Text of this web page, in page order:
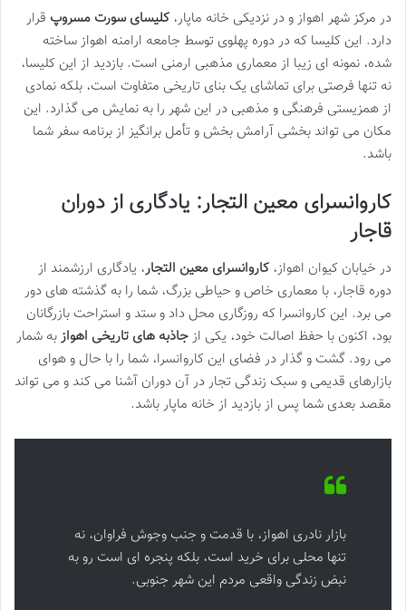
در مرکز شهر اهواز و در نزدیکی خانه ماپار، کلیسای سورت مسروپ قرار
دارد. این کلیسا که در دوره پهلوی توسط جامعه ارامنه اهواز ساخته
شده، نمونه ای زیبا از معماری مذهبی ارمنی است. بازدید از این کلیسا،
نه تنها فرصتی برای تماشای یک بنای تاریخی متفاوت است، بلکه نمادی
از همزیستی فرهنگی و مذهبی در این شهر را به نمایش می گذارد. این
مکان می تواند بخشی آرامش بخش و تأمل برانگیز از برنامه سفر شما
باشد.
کاروانسرای معین التجار: یادگاری از دوران
قاجار
در خیابان کیوان اهواز، کاروانسرای معین التجار، یادگاری ارزشمند از
دوره قاجار، با معماری خاص و حیاطی بزرگ، شما را به گذشته های دور
می برد. این کاروانسرا که روزگاری محل داد و ستد و استراحت بازرگانان
بود، اکنون با حفظ اصالت خود، یکی از جاذبه های تاریخی اهواز به شمار
می رود. گشت و گذار در فضای این کاروانسرا، شما را با حال و هوای
بازارهای قدیمی و سبک زندگی تجار در آن دوران آشنا می کند و می تواند
مقصد بعدی شما پس از بازدید از خانه ماپار باشد.
بازار نادری اهواز، با قدمت و جنب وجوش فراوان، نه
تنها محلی برای خرید است، بلکه پنجره ای است رو به
نبض زندگی واقعی مردم این شهر جنوبی.